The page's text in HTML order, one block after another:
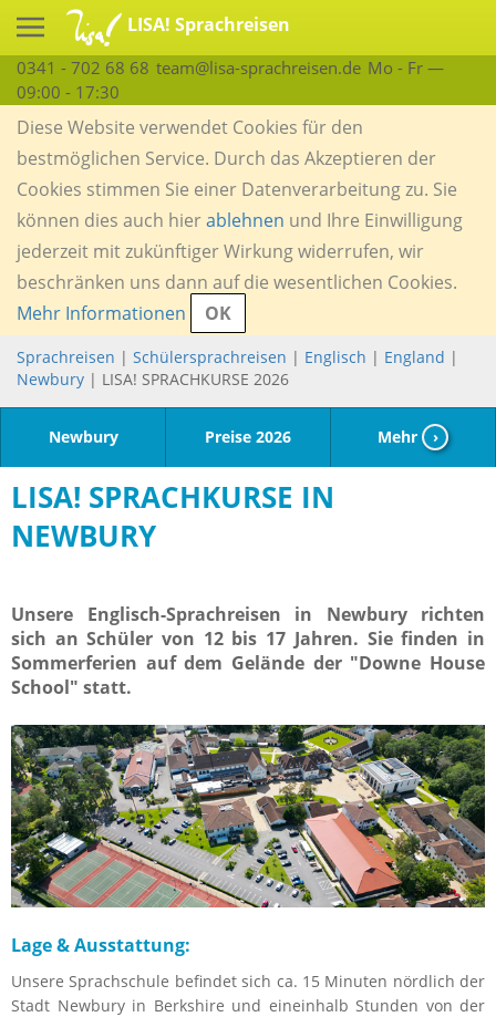
LISA! Sprachreisen
0341 - 702 68 68 team@lisa-sprachreisen.de Mo - Fr —
09:00 - 17:30
Diese Website verwendet Cookies für den
bestmöglichen Service. Durch das Akzeptieren der
Cookies stimmen Sie einer Datenverarbeitung zu. Sie
können dies auch hierablehnen und Ihre Einwilligung
jederzeit mit zukünftiger Wirkung widerrufen, wir
beschränken uns dann auf die wesentlichen Cookies.
Mehr Informationen
OK
Sprachreisen | Schülersprachreisen | Englisch | England |
Newbury | LISA! SPRACHKURSE 2026
Newbury Preise 2026 Mehr ›
LISA! SPRACHKURSE IN
NEWBURY
Unsere Englisch-Sprachreisen in Newbury richten
sich an Schüler von 12 bis 17 Jahren. Sie finden in
Sommerferien auf dem Gelände der "Downe House
School" statt.
Lage & Ausstattung:
Unsere Sprachschule befindet sich ca. 15 Minuten nördlich der
Stadt Newbury in Berkshire und eineinhalb Stunden von der